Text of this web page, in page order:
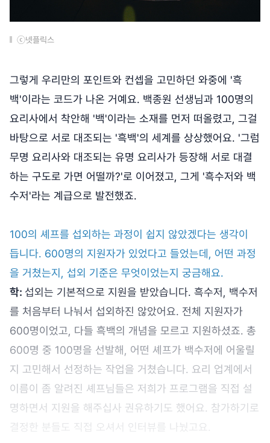
ⓒ넷플릭스
그렇게 우리만의 포인트와 컨셉을 고민하던 와중에 '흑
백'이라는 코드가 나온 거예요. 백종원 선생님과 100명의
요리사에서 착안해 '백'이라는 소재를 먼저 떠올렸고, 그걸
바탕으로 서로 대조되는 '흑백'의 세계를 상상했어요. '그럼
무명 요리사와 대조되는 유명 요리사가 등장해 서로 대결
하는 구도로 가면 어떨까?'로 이어졌고, 그게 '흑수저와 백
수저'라는 계급으로 발전했죠.
100의 셰프를 섭외하는 과정이 쉽지 않았겠다는 생각이
듭니다. 600명의 지원자가 있었다고 들었는데, 어떤 과정
을 거쳤는지, 섭외 기준은 무엇이었는지 궁금해요.
학: 섭외는 기본적으로 지원을 받았습니다. 흑수저, 백수저
를 처음부터 나눠서 섭외하진 않았어요. 전체 지원자가
600명이었고, 다들 흑백의 개념을 모르고 지원하셨죠. 총
600명 중 100명을 선발해, 어떤 셰프가 백수저에 어울릴
지 고민해서 선정하는 작업을 거쳤습니다. 요리 업계에서
이름이 좀 알려진 셰프님들은 저희가 프로그램을 직접 설
명하면서 지원을 해주십사 권유하기도 했어요. 참가하기로
결정한 분들도 직접 오셔서 인터뷰를 나눴고요.